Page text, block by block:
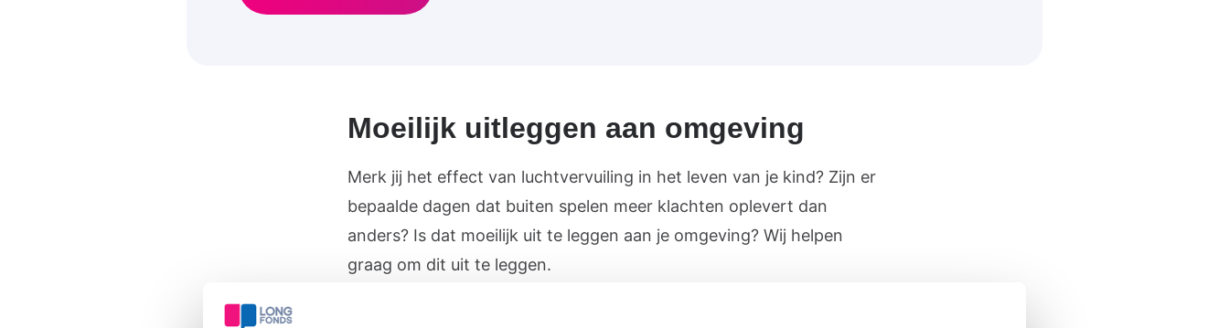
Moeilijk uitleggen aan omgeving
Merk jij het effect van luchtvervuiling in het leven van je kind? Zijn er
bepaalde dagen dat buiten spelen meer klachten oplevert dan
anders? Is dat moeilijk uit te leggen aan je omgeving? Wij helpen
graag om dit uit te leggen.